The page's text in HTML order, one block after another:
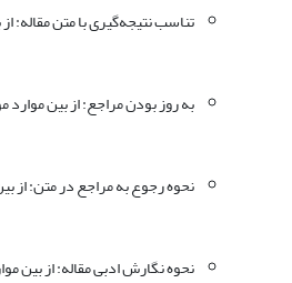
تناسب نتیجه‌گیری با متن مقاله:
به روز بودن مراجع: از بین
نحوه رجوع به مراجع در متن: از
نحوه نگارش ادبی مقاله: از بین